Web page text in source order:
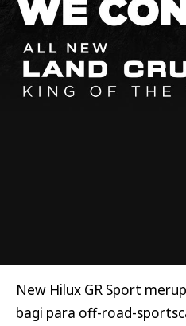
New Hilux GR Sport
bagi para off-road-